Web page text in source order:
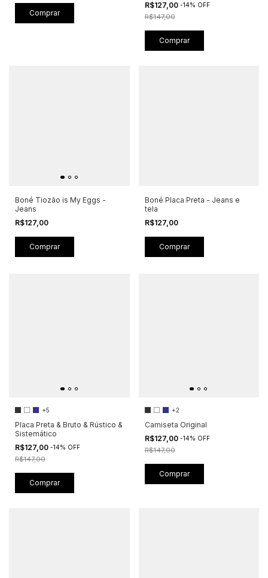
R$127,00 -14% OFF
R$147,00
Comprar
Boné Tiozão is My Eggs -
Jeans
R$127,00
Boné Placa Preta - Jeans e
tela
R$127,00
+5
Placa Preta & Bruto & Rústico &
Sistemático
R$127,00 -14% OFF
R$147,00
Comprar
+2
Camiseta Original
R$127,00 -14% OFF
R$147,00
Comprar